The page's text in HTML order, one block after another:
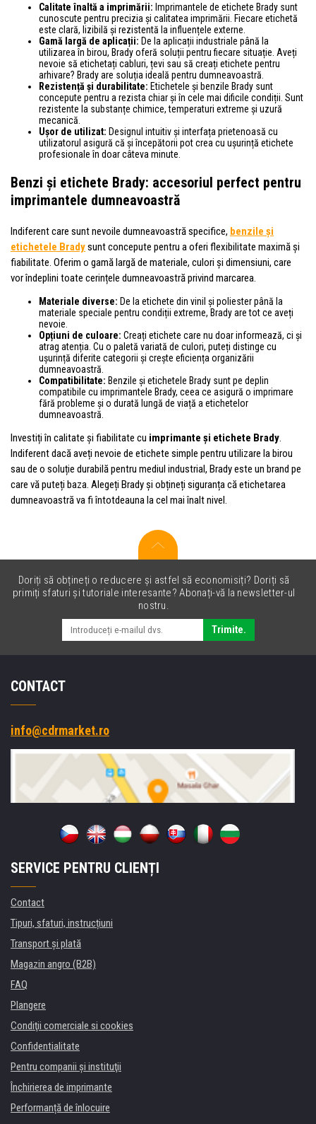
Calitate înaltă a imprimării: Imprimantele de etichete Brady sunt
cunoscute pentru precizia și calitatea imprimării. Fiecare etichetă
este clară, lizibilă și rezistentă la influențele externe.
Gamă largă de aplicații: De la aplicații industriale până la
utilizarea în birou, Brady oferă soluții pentru fiecare situație. Aveți
nevoie să etichetați cabluri, țevi sau să creați etichete pentru
arhivare? Brady are soluția ideală pentru dumneavoastră.
Rezistență și durabilitate: Etichetele și benzile Brady sunt
concepute pentru a rezista chiar și în cele mai dificile condiții. Sunt
rezistente la substanțe chimice, temperaturi extreme și uzură
mecanică.
Ușor de utilizat: Designul intuitiv și interfața prietenoasă cu
utilizatorul asigură că și începătorii pot crea cu ușurință etichete
profesionale în doar câteva minute.
Benzi și etichete Brady: accesoriul perfect pentru
imprimantele dumneavoastră
Indiferent care sunt nevoile dumneavoastră specifice, benzile și
etichetele Bradysunt concepute pentru a oferi flexibilitate maximă și
fiabilitate. Oferim o gamă largă de materiale, culori și dimensiuni, care
vor îndeplini toate cerințele dumneavoastră privind marcarea.
Materiale diverse: De la etichete din vinil și poliester până la
materiale speciale pentru condiții extreme, Brady are tot ce aveți
nevoie.
Opțiuni de culoare: Creați etichete care nu doar informează, ci și
atrag atenția. Cu o paletă variată de culori, puteți distinge cu
ușurință diferite categorii și crește eficiența organizării
dumneavoastră.
Compatibilitate: Benzile și etichetele Brady sunt pe deplin
compatibile cu imprimantele Brady, ceea ce asigură o imprimare
fără probleme și o durată lungă de viață a etichetelor
dumneavoastră.
Investiți în calitate și fiabilitate cu imprimante și etichete Brady.
Indiferent dacă aveți nevoie de etichete simple pentru utilizare la birou
sau de o soluție durabilă pentru mediul industrial, Brady este un brand pe
care vă puteți baza. Alegeți Brady și obțineți siguranța că etichetarea
dumneavoastră va fi întotdeauna la cel mai înalt nivel.
Doriți să obțineți o reducere și astfel să economisiți? Doriți să
primiți sfaturi și tutoriale interesante? Abonați-vă la newsletter-ul
nostru.
Trimite.
CONTACT
info@cdrmarket.ro
SERVICE PENTRU CLIENȚI
Contact
Tipuri, sfaturi, instrucțiuni
Transport şi plată
Magazin angro (B2B)
FAQ
Plangere
Condiţii comerciale si cookies
Confidentialitate
Pentru companii și instituţii
Închirierea de imprimante
Performanță de înlocuire